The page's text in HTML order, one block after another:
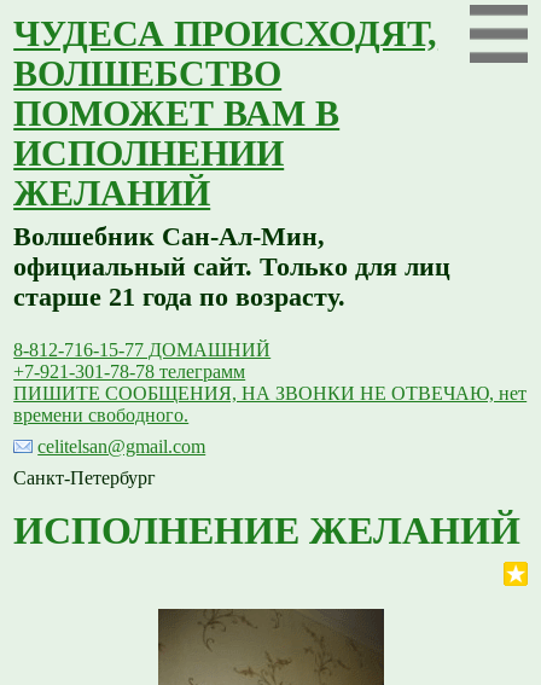
ЧУДЕСА ПРОИСХОДЯТ,
ВОЛШЕБСТВО
ПОМОЖЕТ ВАМ В
ИСПОЛНЕНИИ
ЖЕЛАНИЙ
Волшебник Сан-Ал-Мин,
официальный сайт. Только для лиц
старше 21 года по возрасту.
8-812-716-15-77 ДОМАШНИЙ
+7-921-301-78-78 телеграмм
ПИШИТЕ СООБЩЕНИЯ, НА ЗВОНКИ НЕ ОТВЕЧАЮ, нет
времени свободного.
celitelsan@gmail.com
Санкт-Петербург
ИСПОЛНЕНИЕ ЖЕЛАНИЙ